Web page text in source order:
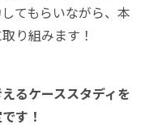
てもらいながら、本
り組みます！
るケーススタディを
す！